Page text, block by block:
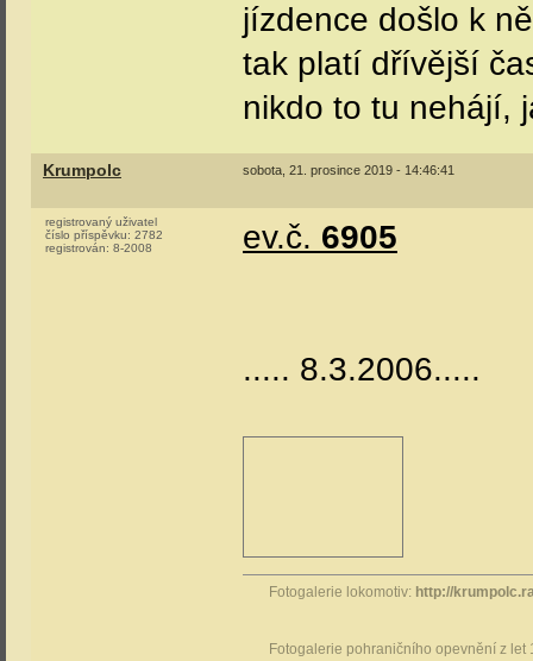
jízdence došlo k
tak platí dřívější
nikdo to tu nehájí,
Krumpolc sobota, 21. prosince 2019 - 14:46:41
registrovaný uživatel
číslo příspěvku: 2782
registrován: 8-2008 ev.č. 6905
..... 8.3.2006.....
Fotogalerie lokomotiv: http://
Fotogalerie pohraničního opevnění z let